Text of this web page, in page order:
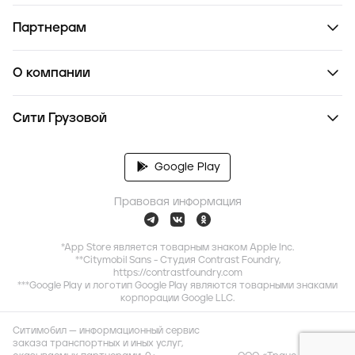
Партнерам
О компании
Сити Грузовой
Google Play
Правовая информация
*App Store является товарным знаком Apple Inc.
**Citymobil Sans - Студия Contrast Foundry,
https://contrastfoundry.com
***Google Play и логотип Google Play являются товарными знаками
корпорации Google LLC.
Ситимобил — информационный сервис
заказа транспортных и иных услуг,